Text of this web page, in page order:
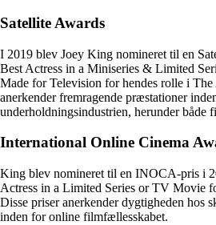
Satellite Awards
I 2019 blev Joey King nomineret til en
Best Actress in a Miniseries & Limited
Made for Television for hendes rolle i
anerkender fremragende præstationer
underholdningsindustrien, herunder både
International Online Cinema
King blev nomineret til en INOCA-pris i
Actress in a Limited Series or TV Movie
Disse priser anerkender dygtigheden hos
inden for online filmfællesskabet.